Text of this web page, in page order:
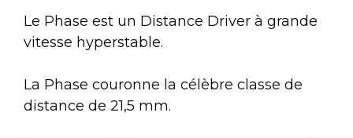
Le Phase est un Distance Driver à grande
vitesse hyperstable.
La Phase couronne la célèbre classe de
distance de 21,5 mm.